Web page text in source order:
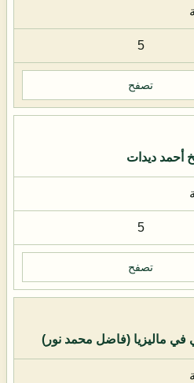
5
تصفح
أحمد ديدات
5
تصفح
في ماليزيا (فاضل محمد نور)